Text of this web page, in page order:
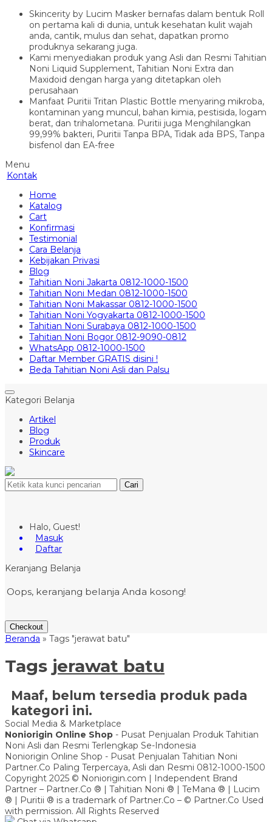
Skincerity by Lucim Masker bernafas dalam bentuk Roll
on pertama kali di dunia, untuk kesehatan kulit wajah
anda, cantik, mulus dan sehat, dapatkan promo
produknya sekarang juga.
Kami menyediakan produk yang Asli dan Resmi Tahitian
Noni Liquid Supplement, Tahitian Noni Extra dan
Maxidoid dengan harga yang ditetapkan oleh
perusahaan
Manfaat Puritii Tritan Plastic Bottle menyaring mikroba,
kontaminan yang muncul, bahan kimia, pestisida, logam
berat, dan trihalometana. Puritii juga Menghilangkan
99,99% bakteri, Puritii Tanpa BPA, Tidak ada BPS, Tanpa
bisfenol dan EA-free
Menu
Kontak
Home
Katalog
Cart
Konfirmasi
Testimonial
Cara Belanja
Kebijakan Privasi
Blog
Tahitian Noni Jakarta 0812-1000-1500
Tahitian Noni Medan 0812-1000-1500
Tahitian Noni Makassar 0812-1000-1500
Tahitian Noni Yogyakarta 0812-1000-1500
Tahitian Noni Surabaya 0812-1000-1500
Tahitian Noni Bogor 0812-9090-0812
WhatsApp 0812-1000-1500
Daftar Member GRATIS disini !
Beda Tahitian Noni Asli dan Palsu
Kategori Belanja
Artikel
Blog
Produk
Skincare
Cari
Halo, Guest!
Masuk
Daftar
Keranjang Belanja
Oops, keranjang belanja Anda kosong!
Checkout
Beranda » Tags "jerawat batu"
Tags jerawat batu
Maaf, belum tersedia produk pada
kategori ini.
Social Media & Marketplace
Noniorigin Online Shop - Pusat Penjualan Produk Tahitian
Noni Asli dan Resmi Terlengkap Se-Indonesia
Noniorigin Online Shop - Pusat Penjualan Tahitian Noni
Partner.Co Paling Terpercaya, Asli dan Resmi 0812-1000-1500
Copyright 2025 © Noniorigin.com | Independent Brand
Partner – Partner.Co ® | Tahitian Noni ® | TeMana ® | Lucim
® | Puritii ® is a trademark of Partner.Co – © Partner.Co Used
with permission. All Rights Reserved